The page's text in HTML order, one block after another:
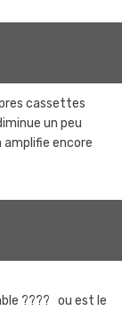
cassettes
un peu
encore
???? ou est le